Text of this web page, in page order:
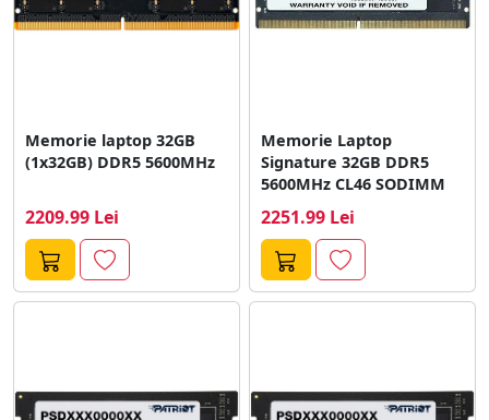
Memorie laptop 32GB
(1x32GB) DDR5 5600MHz
2209.99 Lei
Memorie Laptop
Signature 32GB DDR5
5600MHz CL46 SODIMM
2251.99 Lei